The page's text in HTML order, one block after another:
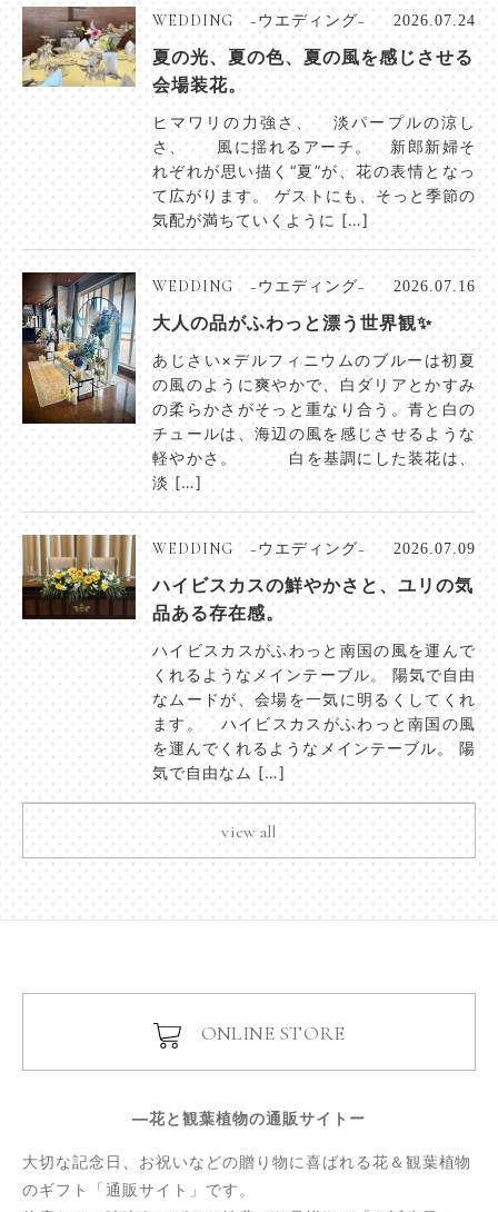
WEDDING −ウエディング− 2026.07.24
夏の光、夏の色、夏の風を感じさせる
会場装花。
ヒマワリの力強さ、 淡パープルの涼し
さ、 風に揺れるアーチ。 新郎新婦そ
れぞれが思い描く“夏”が、花の表情となっ
て広がります。 ゲストにも、そっと季節の
気配が満ちていくように […]
WEDDING −ウエディング− 2026.07.16
大人の品がふわっと漂う世界観✨
あじさい×デルフィニウムのブルーは初夏
の風のように爽やかで、白ダリアとかすみ
の柔らかさがそっと重なり合う。青と白の
チュールは、海辺の風を感じさせるような
軽やかさ。 白を基調にした装花は、
淡 […]
WEDDING −ウエディング− 2026.07.09
ハイビスカスの鮮やかさと、ユリの気
品ある存在感。
ハイビスカスがふわっと南国の風を運んで
くれるようなメインテーブル。 陽気で自由
なムードが、会場を一気に明るくしてくれ
ます。 ハイビスカスがふわっと南国の風
を運んでくれるようなメインテーブル。 陽
気で自由なム […]
view all
ONLINE STORE
―花と観葉植物の通販サイトー
大切な記念日、お祝いなどの贈り物に喜ばれる花＆観葉植物
のギフト「通販サイト」です。